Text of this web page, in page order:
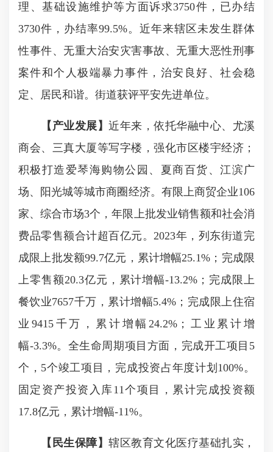
理、基础设施维护等方面诉求3750件，已办结
3730件，办结率99.5%。近年来辖区未发生群体
性事件、无重大治安灾害事故、无重大恶性刑事
案件和个人极端暴力事件，治安良好、社会稳
定、居民和谐。街道获评平安先进单位。
【产业发展】 近年来，依托华融中心、尤溪
商会、三真大厦等写字楼，强化市区楼宇经济；
积极打造爱琴海购物公园、夏商百货、江滨广
场、阳光城等城市商圈经济。有限上商贸企业106
家、综合市场3个，年限上批发业销售额和社会消
费品零售额合计超百亿元。2023年，列东街道完
成限上批发额99.7亿元，累计增幅25.1%；完成限
上零售额20.3亿元，累计增幅-13.2%；完成限上
餐饮业7657千万，累计增幅5.4%；完成限上住宿
业9415千万，累计增幅24.2%；工业累计增
幅-3.3%。全生命周期项目方面，完成开工项目5
个，5个竣工项目，完成投资占年度计划100%。
固定资产投资入库11个项目，累计完成投资额
17.8亿元，累计增幅-11%。
【民生保障】 辖区教育文化医疗基础扎实，